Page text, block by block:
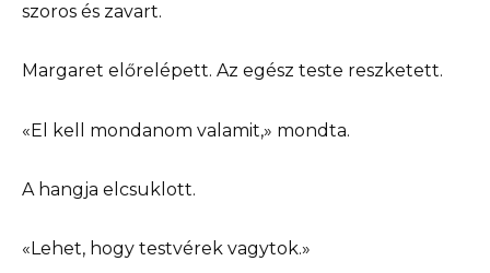
szoros és zavart.
Margaret előrelépett. Az egész teste reszketett.
«El kell mondanom valamit,» mondta.
A hangja elcsuklott.
«Lehet, hogy testvérek vagytok.»